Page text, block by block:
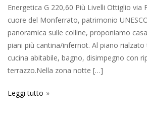
Energetica G 220,60 Più Livelli Ottiglio via
cuore del Monferrato, patrimonio
panoramica sulle colline, proponiamo
piani più cantina/infernot. Al piano
cucina abitabile, bagno, disimpegno con
terrazzo.Nella zona notte […]
Leggi tutto